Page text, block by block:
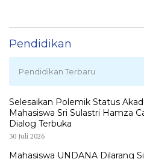
Pendidikan
Pendidikan Terbaru
Selesaikan Polemik Status
Mahasiswa Sri Sulastri Hamza
Dialog Terbuka
30 Juli 2026
Mahasiswa UNDANA Dilarang